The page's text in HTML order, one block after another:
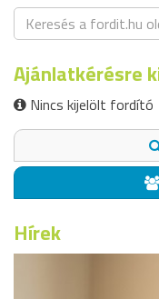
Ajánlatkérésre
Nincs kijelölt fordító
Hírek